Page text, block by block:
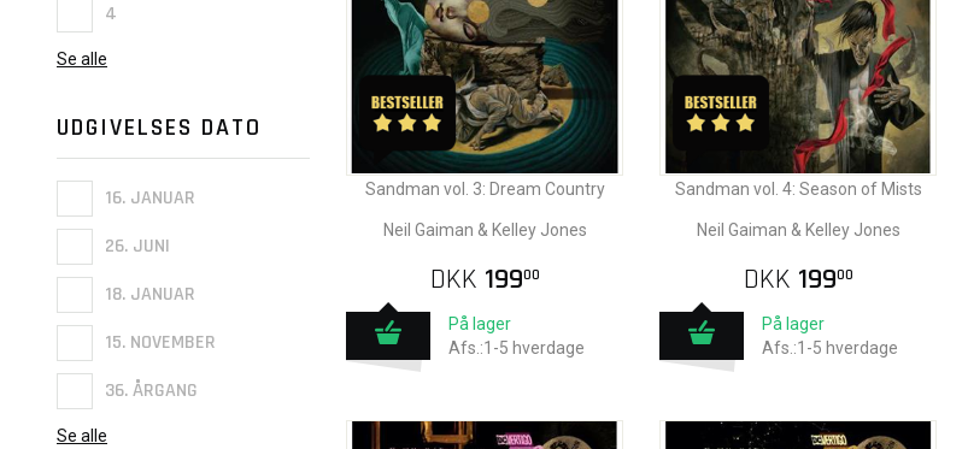
4
Se alle
UDGIVELSES DATO
16. JANUAR
26. JUNI
18. JANUAR
15. NOVEMBER
36. ÅRGANG
Se alle
Sandman vol. 3: Dream Country
Neil Gaiman & Kelley Jones
DKK 19900
På lager
Afs.:1-5 hverdage
Sandman vol. 4: Season of Mists
Neil Gaiman & Kelley Jones
DKK 19900
På lager
Afs.:1-5 hverdage